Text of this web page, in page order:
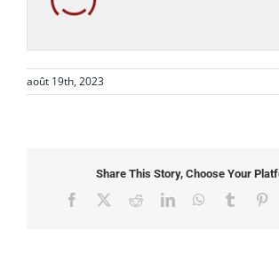
août 19th, 2023
Share This Story, Choose Your
Facebook RedditLinkedInWhatsApp
Tumblr